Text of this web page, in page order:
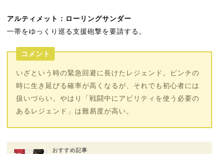
アルティメット：ローリングサンダー
一帯をゆっくり巡る支援砲撃を要請する。
コメント
いざという時の緊急回避に長けたレジェンド。ピンチの
時に生き延びる確率が高くなるが、それでも初心者には
扱いづらい。やはり「戦闘中にアビリティを使う必要の
あるレジェンド」は難易度が高い。
おすすめ記事